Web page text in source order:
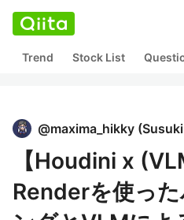
Trend Stock List
@maxima_hikky (Susuki
【Houdini x
Renderを使っ